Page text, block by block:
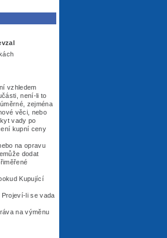
vzhledem
není-li to
zejména
věci, nebo
vady po
kupní ceny
na opravu
dodat
Kupující
li se vada
na výměnu